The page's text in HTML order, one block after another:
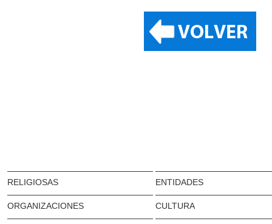
RELIGIOSAS ENTIDADES
ORGANIZACIONES CULTURA